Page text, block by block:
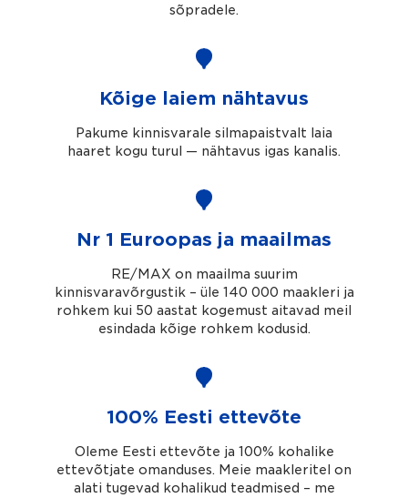
sõpradele.
Kõige laiem nähtavus
Pakume kinnisvarale silmapaistvalt laia
haaret kogu turul — nähtavus igas kanalis.
Nr 1 Euroopas ja maailmas
RE/MAX on maailma suurim
kinnisvaravõrgustik – üle 140 000 maakleri ja
rohkem kui 50 aastat kogemust aitavad meil
esindada kõige rohkem kodusid.
100% Eesti ettevõte
Oleme Eesti ettevõte ja 100% kohalike
ettevõtjate omanduses. Meie maakleritel on
alati tugevad kohalikud teadmised – me